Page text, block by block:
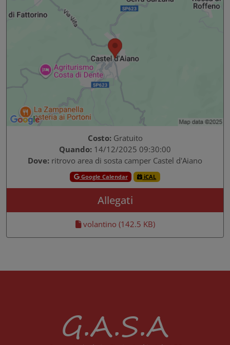
Costo:Gratuito
Quando: 14/12/2025 09:30:00
Dove: ritrovo area di sosta camper Castel d'Aiano
Google Calendar iCAL
Allegati
volantino (142.5 KB)
G.A.S.A